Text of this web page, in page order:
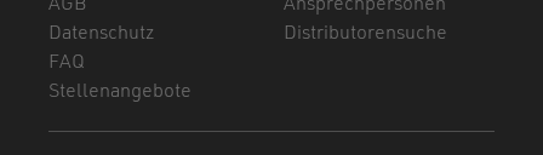
Ansprechpersonen
Distributorensuche
AGB
Datenschutz
FAQ
Stellenangebote